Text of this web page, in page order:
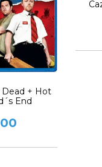
Dead + Hot
End